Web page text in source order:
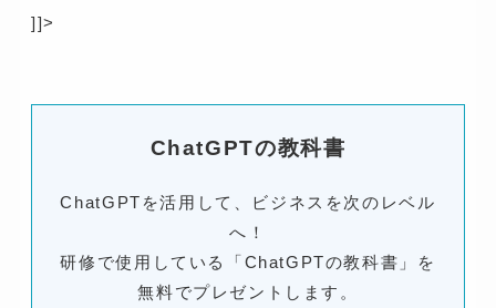
]]>
ChatGPTの教科書
ChatGPTを活用して、ビジネスを次のレベル
へ！
研修で使用している「ChatGPTの教科書」を
無料でプレゼントします。